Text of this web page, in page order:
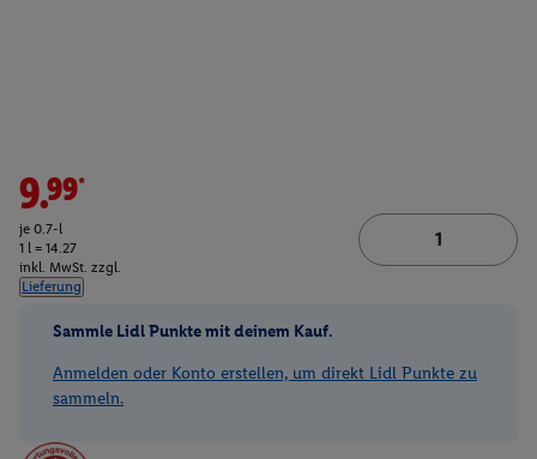
9.99*
je 0.7-l
1 l = 14.27
inkl. MwSt. zzgl.
Lieferung
Sammle Lidl Punkte mit deinem Kauf.
Anmelden oder Konto erstellen, um direkt Lidl Punkte zu
sammeln.